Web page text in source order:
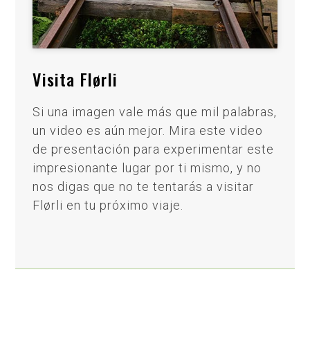
Visita Flørli
Si una imagen vale más que mil palabras,
un video es aún mejor. Mira este video
de presentación para experimentar este
impresionante lugar por ti mismo, y no
nos digas que no te tentarás a visitar
Flørli en tu próximo viaje.